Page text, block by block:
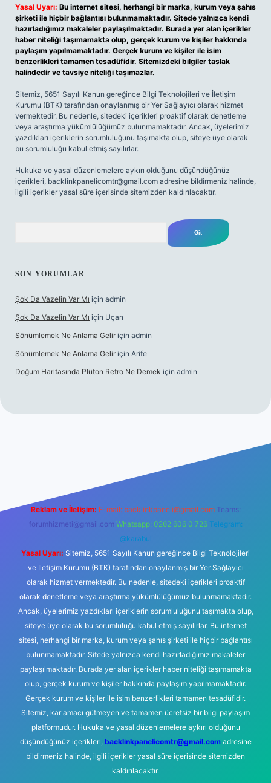
Yasal Uyarı: Bu internet sitesi, herhangi bir marka, kurum veya şahıs
şirketi ile hiçbir bağlantısı bulunmamaktadır. Sitede yalnızca kendi
hazırladığımız makaleler paylaşılmaktadır. Burada yer alan içerikler
haber niteliği taşımamakta olup, gerçek kurum ve kişiler hakkında
paylaşım yapılmamaktadır. Gerçek kurum ve kişiler ile isim
benzerlikleri tamamen tesadüfidir. Sitemizdeki bilgiler taslak
halindedir ve tavsiye niteliği taşımazlar.
Sitemiz, 5651 Sayılı Kanun gereğince Bilgi Teknolojileri ve İletişim
Kurumu (BTK) tarafından onaylanmış bir Yer Sağlayıcı olarak hizmet
vermektedir. Bu nedenle, sitedeki içerikleri proaktif olarak denetleme
veya araştırma yükümlülüğümüz bulunmamaktadır. Ancak, üyelerimiz
yazdıkları içeriklerin sorumluluğunu taşımakta olup, siteye üye olarak
bu sorumluluğu kabul etmiş sayılırlar.
Hukuka ve yasal düzenlemelere aykırı olduğunu düşündüğünüz
içerikleri, backlinkpanelicomtr@gmail.com adresine bildirmeniz halinde,
ilgili içerikler yasal süre içerisinde sitemizden kaldırılacaktır.
SON YORUMLAR
Şok Da Vazelin Var Mı için admin
Şok Da Vazelin Var Mı için Uçan
Sönümlemek Ne Anlama Gelir için admin
Sönümlemek Ne Anlama Gelir için Arife
Doğum Haritasında Plüton Retro Ne Demek için admin
Reklam ve İletişim: E-mail: backlinkpaneli@gmail.com Teams:
forumhizmeti@gmail.com Whatsapp: 0262 606 0 726 Telegram:
@karabul
Yasal Uyarı: Sitemiz, 5651 Sayılı Kanun gereğince Bilgi Teknolojileri
ve İletişim Kurumu (BTK) tarafından onaylanmış bir Yer Sağlayıcı
olarak hizmet vermektedir. Bu nedenle, sitedeki içerikleri proaktif
olarak denetleme veya araştırma yükümlülüğümüz bulunmamaktadır.
Ancak, üyelerimiz yazdıkları içeriklerin sorumluluğunu taşımakta olup,
siteye üye olarak bu sorumluluğu kabul etmiş sayılırlar. Bu internet
sitesi, herhangi bir marka, kurum veya şahıs şirketi ile hiçbir bağlantısı
bulunmamaktadır. Sitede yalnızca kendi hazırladığımız makaleler
paylaşılmaktadır. Burada yer alan içerikler haber niteliği taşımamakta
olup, gerçek kurum ve kişiler hakkında paylaşım yapılmamaktadır.
Gerçek kurum ve kişiler ile isim benzerlikleri tamamen tesadüfidir.
Sitemiz, kar amacı gütmeyen ve tamamen ücretsiz bir bilgi paylaşım
platformudur. Hukuka ve yasal düzenlemelere aykırı olduğunu
düşündüğünüz içerikleri, backlinkpanelicomtr@gmail.comadresine
bildirmeniz halinde, ilgili içerikler yasal süre içerisinde sitemizden
kaldırılacaktır.